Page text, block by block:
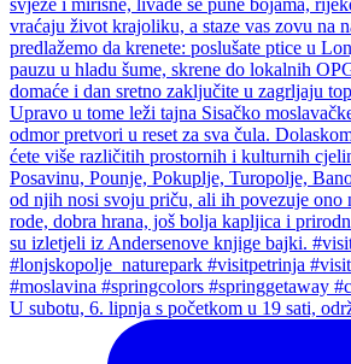
U subotu, 6. lipnja s početkom u 19 sati,